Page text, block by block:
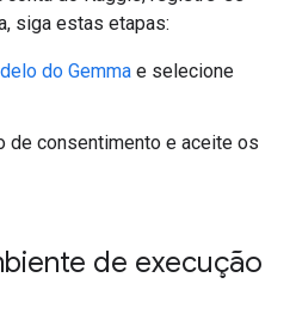
siga estas etapas:
do Gemma e selecione
de consentimento e aceite os
de execução